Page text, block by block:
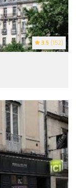
3.5 (152)